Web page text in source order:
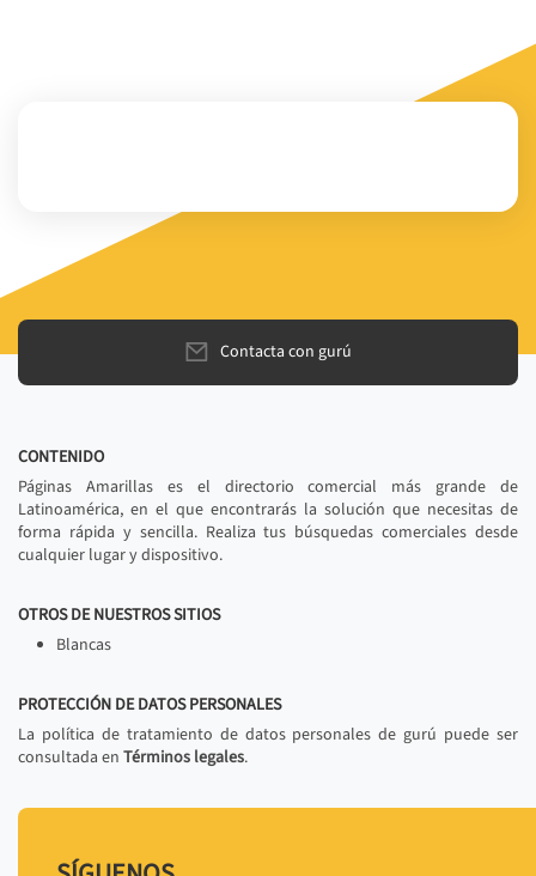
Contacta con gurú
CONTENIDO
Páginas Amarillas es el directorio comercial más grande de
Latinoamérica, en el que encontrarás la solución que necesitas de
forma rápida y sencilla. Realiza tus búsquedas comerciales desde
cualquier lugar y dispositivo.
OTROS DE NUESTROS SITIOS
Blancas
PROTECCIÓN DE DATOS PERSONALES
La política de tratamiento de datos personales de gurú puede ser
consultada en Términos legales.